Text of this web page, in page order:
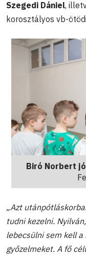
Szegedi Dániel,
korosztályos vb-
Biró Norbert
„Azt
tudni kezelni.
lebecsülni sem kell
győzelmeket. A fő